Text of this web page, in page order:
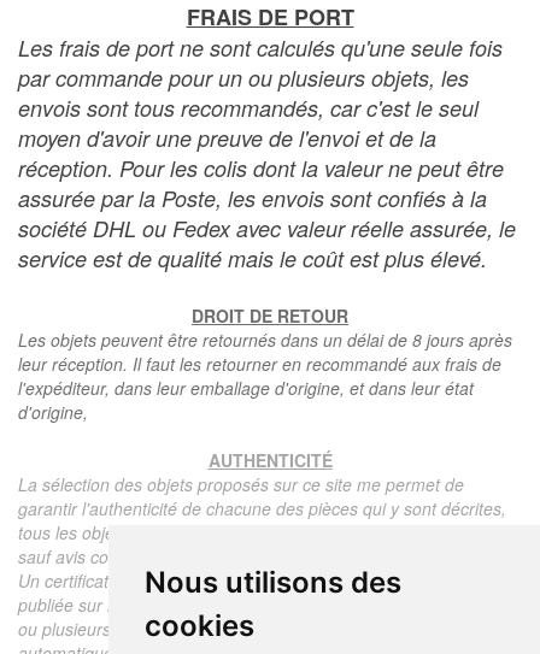
Nous utilisons des
cookies
FRAIS DE PORT
Les frais de port ne sont calculés qu'une seule fois
par commande pour un ou plusieurs objets, les
envois sont tous recommandés, car c'est le seul
moyen d'avoir une preuve de l'envoi et de la
réception. Pour les colis dont la valeur ne peut être
assurée par la Poste, les envois sont confiés à la
société DHL ou Fedex avec valeur réelle assurée, le
service est de qualité mais le coût est plus élevé.
DROIT DE RETOUR
Les objets peuvent être retournés dans un délai de 8 jours après
leur réception. Il faut les retourner en recommandé aux frais de
l'expéditeur, dans leur emballage d'origine, et dans leur état
d'origine,
AUTHENTICITÉ
La sélection des objets proposés sur ce site me permet de
garantir l'authenticité de chacune des pièces qui y sont décrites,
tous les objets proposés sont garantis d'époque et authentiques,
sauf avis contraire ou restriction dans la description.
Un certificat d'authenticité de l'objet reprenant la description
publiée sur le site, l'époque, le prix de vente, accompagné d'une
ou plusieurs photographies en couleurs est communiqué